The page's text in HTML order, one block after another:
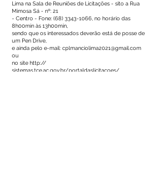
Lima na Sala de Reuniões de Licitações - sito a Rua
Mimosa Sá - nº: 21
- Centro - Fone: (68) 3343-1066, no horário das
8h00min às 13h00min,
sendo que os interessados deverão está de posse de
um Pen Drive,
e ainda pelo e-mail: cplmanciolima2021@gmail.com
ou
no site http://
sistemas.tce.ac.gov.br/portaldaslicitacoes/